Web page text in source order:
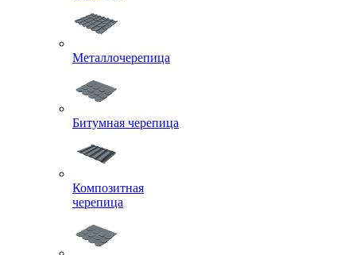
Металлочерепица
Битумная черепица
Композитная
черепица